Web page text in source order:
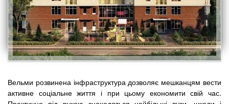
Вельми розвинена інфраструктура дозволяє мешканцям вести
активне соціальне життя і при цьому економити свій час.